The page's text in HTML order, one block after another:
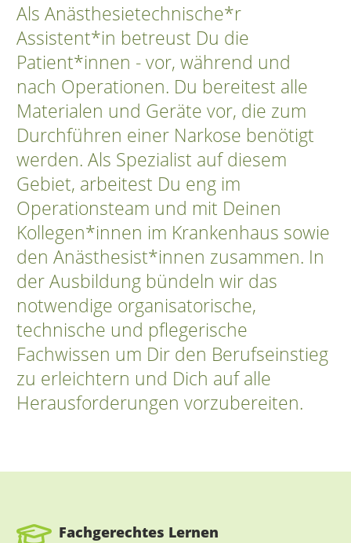
Als Anästhesietechnische*r
Assistent*in betreust Du die
Patient*innen - vor, während und
nach Operationen. Du bereitest alle
Materialen und Geräte vor, die zum
Durchführen einer Narkose benötigt
werden. Als Spezialist auf diesem
Gebiet, arbeitest Du eng im
Operationsteam und mit Deinen
Kollegen*innen im Krankenhaus sowie
den Anästhesist*innen zusammen. In
der Ausbildung bündeln wir das
notwendige organisatorische,
technische und pflegerische
Fachwissen um Dir den Berufseinstieg
zu erleichtern und Dich auf alle
Herausforderungen vorzubereiten.
Fachgerechtes Lernen